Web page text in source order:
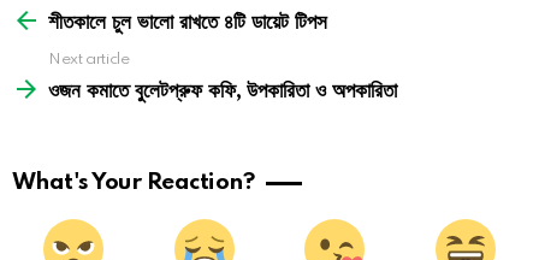
moreশীতকালে চুল ভালো রাখতে ৪টি ডায়েট টিপস
Next article
ওজন কমাতে বুলেটপ্রুফ কফি, উপকারিতা ও অপকারিতা
What's Your Reaction?